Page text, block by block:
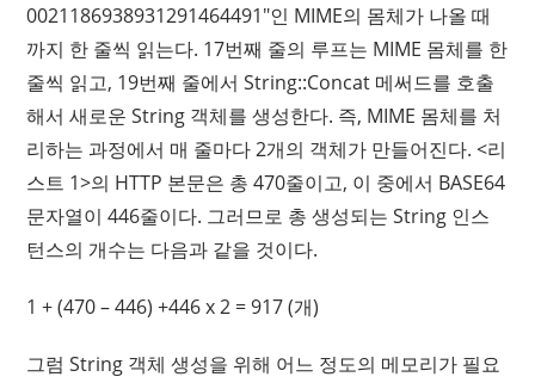
0021186938931291464491"인 MIME의 몸체가 나올 때
까지 한 줄씩 읽는다. 17번째 줄의 루프는 MIME 몸체를 한
줄씩 읽고, 19번째 줄에서 String::Concat 메써드를 호출
해서 새로운 String 객체를 생성한다. 즉, MIME 몸체를 처
리하는 과정에서 매 줄마다 2개의 객체가 만들어진다. <리
스트 1>의 HTTP 본문은 총 470줄이고, 이 중에서 BASE64
문자열이 446줄이다. 그러므로 총 생성되는 String 인스
턴스의 개수는 다음과 같을 것이다.
1 + (470 – 446) +446 x 2 = 917 (개)
그럼 String 객체 생성을 위해 어느 정도의 메모리가 필요